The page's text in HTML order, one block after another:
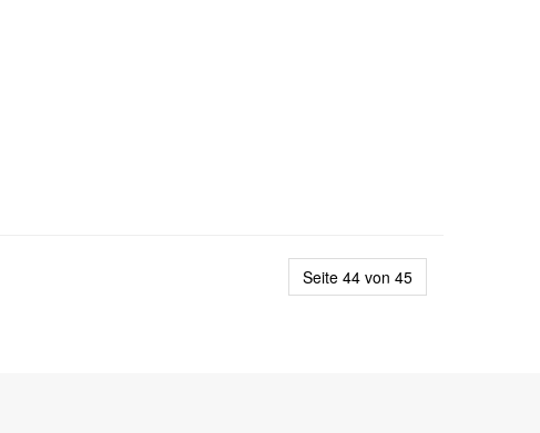
Seite 44 von 45